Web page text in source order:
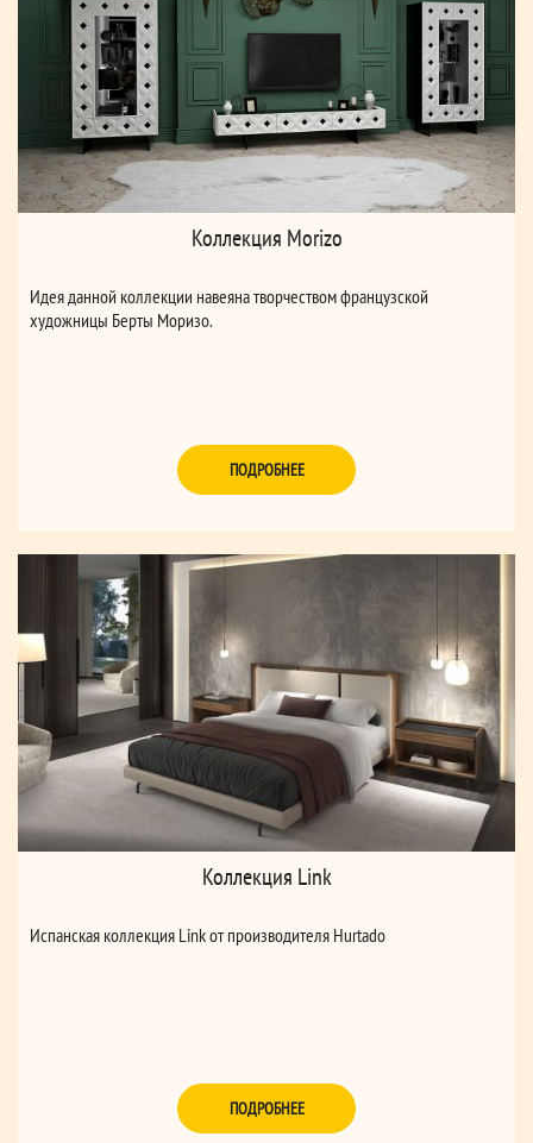
Коллекция Morizo
Идея данной коллекции навеяна творчеством французской
художницы Берты Моризо.
ПОДРОБНЕЕ
Коллекция Link
Испанская коллекция Link от производителя Hurtado
ПОДРОБНЕЕ